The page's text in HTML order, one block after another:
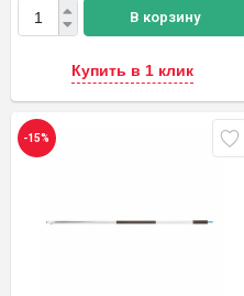
В корзину
Купить в 1 клик
-15%